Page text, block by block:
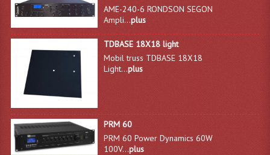
Multi-Effets, Reverbes Etc...
Peripheriques Traitements Et Accessoires
Portes Voix Mégaphones
Samplers, Échantillonneurs
Système Sans Fil In-Ear Monitoring
AME-240-6 RONDSON SEGON
Ampli...plus
TDBASE 18X18 light
Mobil truss TDBASE 18X18
Light...plus
PRM 60
PRM 60 Power Dynamics 60W
100V...plus